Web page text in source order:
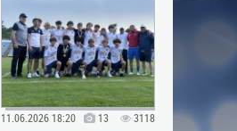
11.06.2026 18:20 13 3118